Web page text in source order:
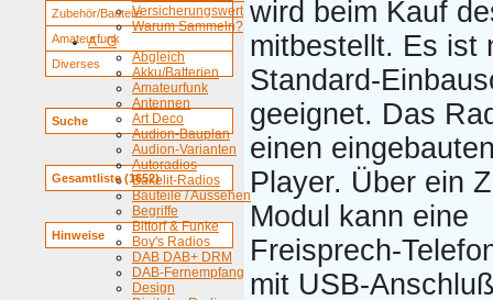
Versicherungswert
Warum Sammeln?
A - G
Abgleich
Akku/Batterien
Amateurfunk
Antennen
Art Deco
Audion-Bauplan
Audion-Varianten
Autoradios
Bakelit-Radios
Bauteile / Aussehen
Begriffe
Bittorf & Funke
Boy's Radios
DAB DAB+ DRM
DAB-Fernempfang
Design
Zubehör/Bauteile
Amateurfunk
Diverses
Suche
Gesamtliste (1652)
Hinweise
wird beim Kauf
mitbestellt. Es ist
Standard-
geeignet. Das
einen
Player. Über ein
Modul kann eine
Freisprech-
mit USB-